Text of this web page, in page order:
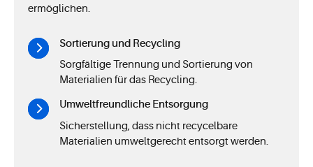
ermöglichen.
Sortierung und Recycling
Sorgfältige Trennung und Sortierung von
Materialien für das Recycling.
Umweltfreundliche Entsorgung
Sicherstellung, dass nicht recycelbare
Materialien umweltgerecht entsorgt werden.